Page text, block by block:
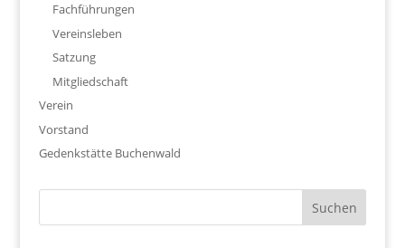
Fachführungen
Vereinsleben
Satzung
Mitgliedschaft
Verein
Vorstand
Gedenkstätte Buchenwald